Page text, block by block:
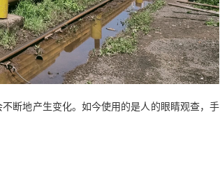
断地产生变化。如今使用的是人的眼睛观查，手